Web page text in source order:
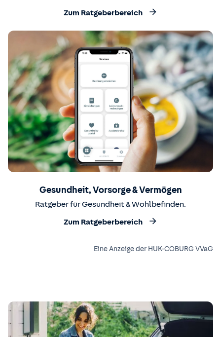
Zum Ratgeberbereich
Gesundheit, Vorsorge & Vermögen
Ratgeber für Gesundheit & Wohlbefinden.
Zum Ratgeberbereich
Eine Anzeige der HUK-COBURG VVaG